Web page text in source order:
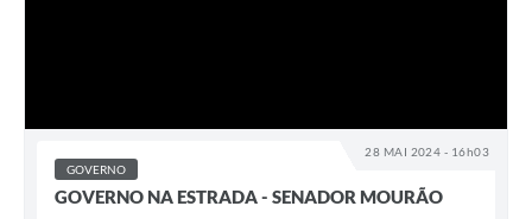
28 MAI 2024 - 16h03
GOVERNO
GOVERNO NA ESTRADA - SENADOR MOURÃO